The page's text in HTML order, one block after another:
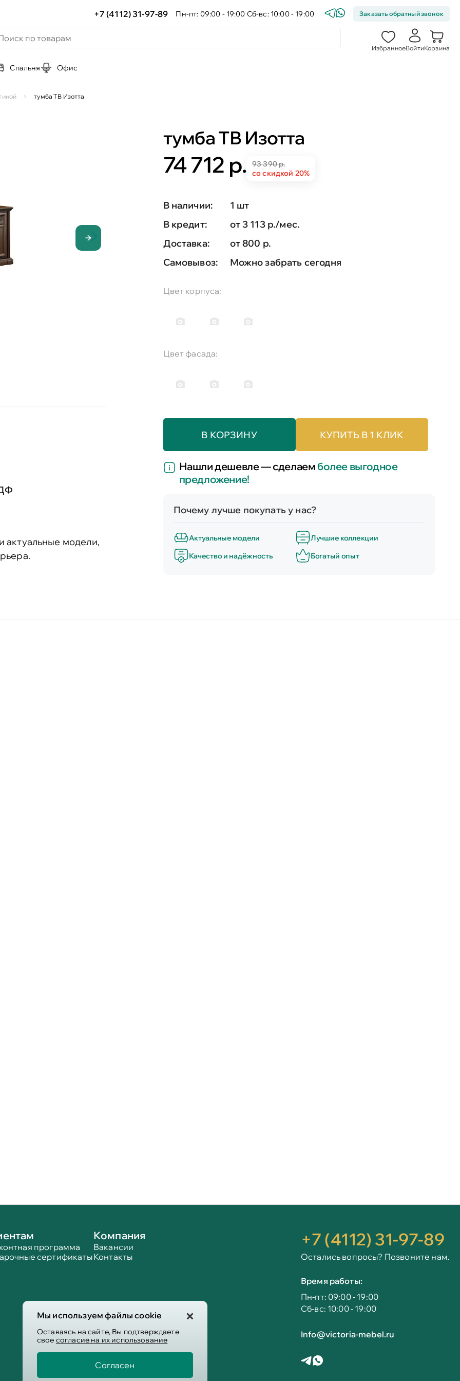
+7 (4112) 31-97-89 Пн-пт: 09:00 - 19:00 Сб-вс: 10:00 - 19:00 Заказать обратный звонок
ИзбранноеВойтиКорзина
Спальня Офис
Мы используем файлы cookie
Оставаясь на сайте, Вы подтверждаете
свое согласие на их использование
Согласен
тумба ТВ Изотта
актуальные модели,
тумба ТВ Изотта
74 712 р.
93 390 р.
со скидкой 20%
В наличии:
1 шт
В кредит:
от 3 113 р./мес.
Доставка:
от 800 р.
Самовывоз:
Можно забрать сегодня
Цвет корпуса:
Цвет фасада:
В КОРЗИНУ КУПИТЬ В 1 КЛИК
Нашли дешевле — сделаемболее выгодное
предложение!
Почему лучше покупать у нас?
Актуальные модели
Лучшие коллекции
Качество и надёжность
Богатый опыт
программа
сертификаты
Компания
Вакансии
Контакты
+7 (4112) 31-97-89
Остались вопросы? Позвоните нам.
Время работы:
Пн-пт: 09:00 - 19:00
Сб-вс: 10:00 - 19:00
Info@victoria-mebel.ru